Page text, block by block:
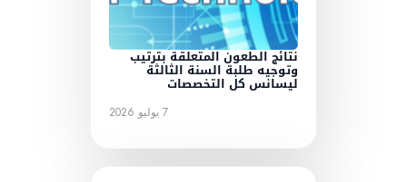
نتائج الطعون المتعلقة بترتيب
وتوجيه طلبة السنة الثالثة
ليسانس كل التخصصات